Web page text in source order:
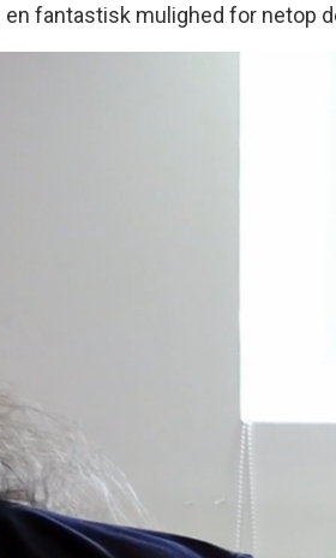
fantastisk mulighed for netop